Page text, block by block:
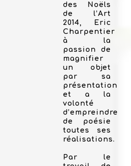
des Noëls
de l’Art
2014, Eric
Charpentier
à la
passion de
magnifier
un objet
par sa
présentation
et a la
volonté
d’empreindre
de poésie
toutes ses
réalisations.
Par le